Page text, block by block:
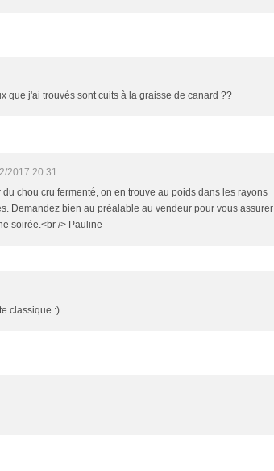
que j'ai trouvés sont cuits à la graisse de canard ??
2017 20:31
du chou cru fermenté, on en trouve au poids dans les rayons
Demandez bien au préalable au vendeur pour vous assurer
soirée.<br /> Pauline
classique :)